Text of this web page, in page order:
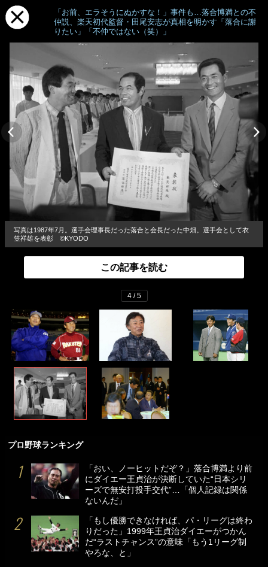
「お前、エラそうにぬかすな！」事件も…落合博満との不
仲説、楽天初代監督・田尾安志が真相を明かす「落合に謝
りたい」「不仲ではない（笑）」
写真は1987年7月。選手会理事長だった落合と会長だった中畑。選手会として衣
笠祥雄を表彰 ©KYODO
この記事を読む
4 / 5
プロ野球ランキング
「おい、ノーヒットだぞ？」落合博満より前
にダイエー王貞治が決断していた“日本シリ
ーズで無安打投手交代”…「個人記録は関係
ないんだ」
「もし優勝できなければ、パ・リーグは終わ
りだった」1999年王貞治ダイエーがつかん
だ“ラストチャンス”の意味「もう1リーグ制
やろな、と」